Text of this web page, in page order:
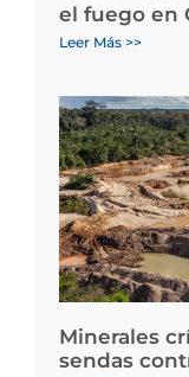
el fuego en
Leer Más >>
Minerales
sendas